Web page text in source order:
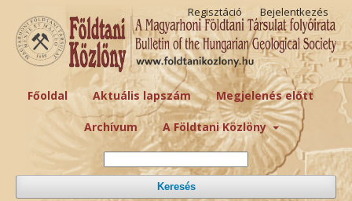
Főoldal Aktuális lapszám Megjelenés előtt
Archívum A Földtani Közlöny
Keresés
Regisztáció Bejelentkezés